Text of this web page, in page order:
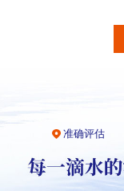
准确评估